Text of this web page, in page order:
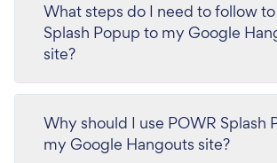
What steps do I need to follow
Splash Popup to my Google
site?
Why should I use POWR Splash
my Google Hangouts site?